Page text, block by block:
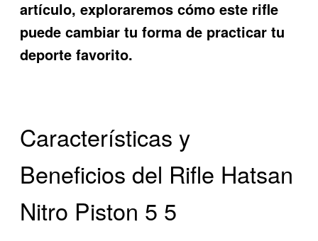
artículo, exploraremos cómo este rifle
puede cambiar tu forma de practicar tu
deporte favorito.
Características y
Beneficios del Rifle Hatsan
Nitro Piston 5 5